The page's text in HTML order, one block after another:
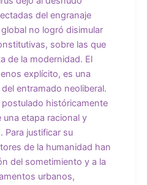
del engranaje
no logró disimular
sobre las que
de la modernidad. El
explícito, es una
entramado neoliberal.
históricamente
etapa racional y
Para justificar su
de la humanidad han
del sometimiento y a la
urbanos,